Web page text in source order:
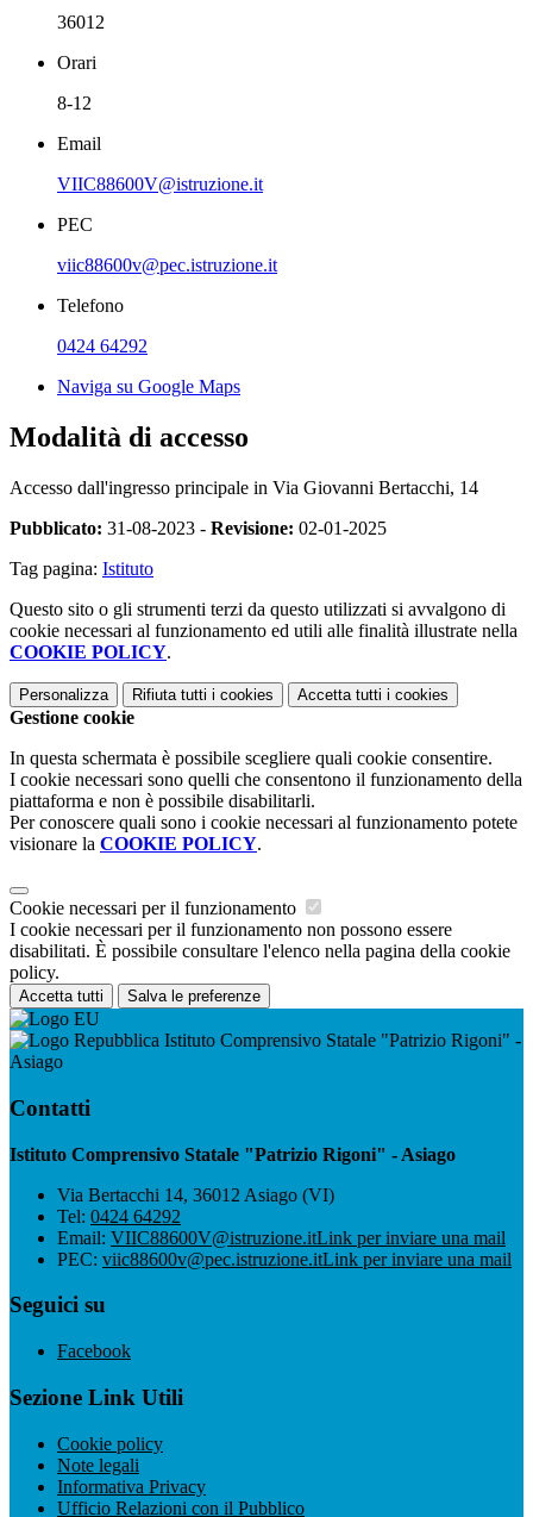
36012
Orari
8-12
Email
VIIC88600V@istruzione.it
PEC
viic88600v@pec.istruzione.it
Telefono
0424 64292
Naviga su Google Maps
Modalità di accesso
Accesso dall'ingresso principale in Via Giovanni Bertacchi, 14
Pubblicato: 31-08-2023 - Revisione: 02-01-2025
Tag pagina: Istituto
Questo sito o gli strumenti terzi da questo utilizzati si avvalgono di
cookie necessari al funzionamento ed utili alle finalità illustrate nella
COOKIE POLICY.
Personalizza Rifiuta tutti i cookies Accetta tutti i cookies
Gestione cookie
In questa schermata è possibile scegliere quali cookie consentire.
I cookie necessari sono quelli che consentono il funzionamento della
piattaforma e non è possibile disabilitarli.
Per conoscere quali sono i cookie necessari al funzionamento potete
visionare la COOKIE POLICY.
Cookie necessari per il funzionamento
I cookie necessari per il funzionamento non possono essere
disabilitati. È possibile consultare l'elenco nella pagina della cookie
policy.
Accetta tutti Salva le preferenze
Istituto Comprensivo Statale "Patrizio Rigoni" -
Asiago
Contatti
Istituto Comprensivo Statale "Patrizio Rigoni" - Asiago
Via Bertacchi 14, 36012 Asiago (VI)
Tel: 0424 64292
Email: VIIC88600V@istruzione.itLink per inviare una mail
PEC: viic88600v@pec.istruzione.itLink per inviare una mail
Seguici su
Facebook
Sezione Link Utili
Cookie policy
Note legali
Informativa Privacy
Ufficio Relazioni con il Pubblico